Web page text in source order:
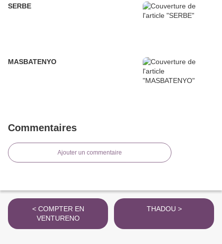
SERBE
MASBATENYO
Commentaires
Ajouter un commentaire
< COMPTER EN
VENTURENO
THADOU >